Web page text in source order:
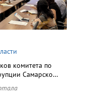
комитета по
Самарско…